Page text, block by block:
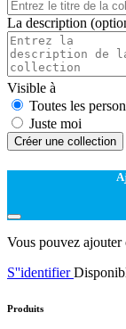
La description
Visible à
Toutes les
Juste moi
Créer une collection
Vous pouvez ajouter
S''identifier
Produits